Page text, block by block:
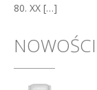
80. XX […]